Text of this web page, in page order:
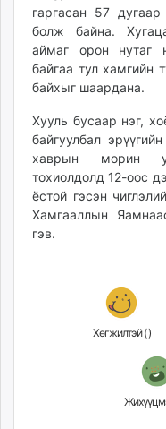
гаргасан 57 дугаар
болж байна.
аймаг орон нутаг
байгаа тул хамгийн
байхыг шаардана.
Хууль бусаар нэг,
байгуулбал
хаврын морин
тохиолдолд 12-оос
ёстой гэсэн
Хамгааллын
гэв.
Хөгжилтэй ()